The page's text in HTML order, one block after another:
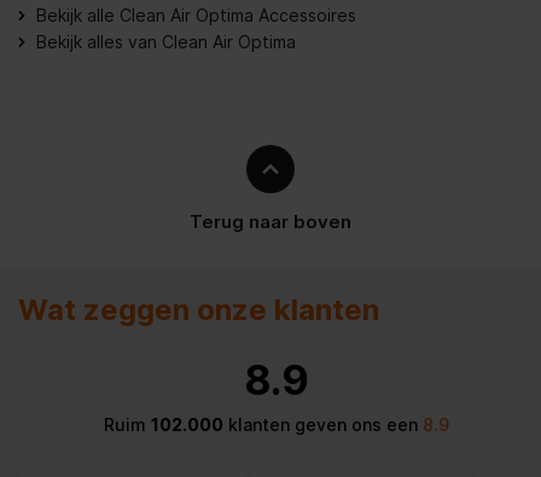
Bekijk alle Clean Air Optima Accessoires
Bekijk alles van Clean Air Optima
Terug naar boven
Wat zeggen onze klanten
8.9
Ruim 102.000 klanten geven ons een8.9